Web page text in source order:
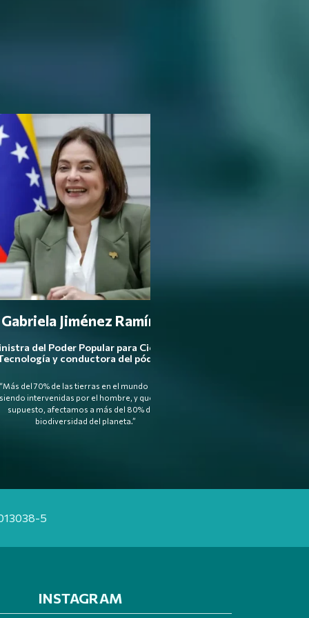
Gabriela Jiménez Ramírez
del Poder Popular para Ciencia y
y conductora del pódcast
“Más del 70% de las tierras en el mundo están
siendo intervenidas por el hombre, y que, por
supuesto, afectamos a más del 80% de la
biodiversidad del planeta.”
5
INSTAGRAM